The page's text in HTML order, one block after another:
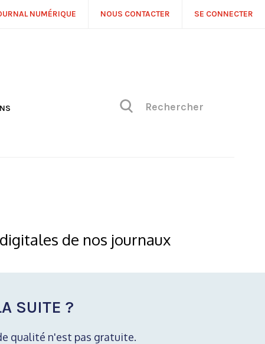
NUMÉRIQUE NOUS CONTACTER SE CONNECTER
de nos journaux
SUITE ?
qualité n'est pas gratuite.